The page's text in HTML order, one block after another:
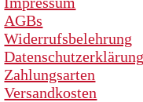
AGBs
Widerrufsbelehrung
Datenschutzerklärung
Zahlungsarten
Versandkosten